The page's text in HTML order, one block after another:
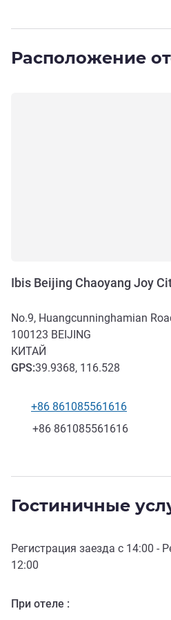
Расположение
Ibis Beijing Chaoyang Joy
No.9, Huangcunninghamian
100123 BEIJING
КИТАЙ
GPS:39.9368, 116.528
Телефон
+86 861085561616
Факс
+86 861085561616
Гостиничные
Регистрация заезда с 14:00 -
12:00
При отеле